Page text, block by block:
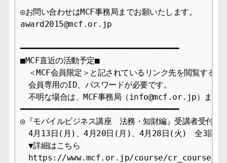
◎お問い合わせはMCF事務局までお願いたします。
award2015@mcf.or.jp
━━━━━━━━━━━━━━━━━━━━━━━━━━━━━━━━━
■MCF直近の活動予定■
＜MCF会員限定＞と記されているリンク先を閲覧するに
会員専用のID、パスワードが必要です。
不明な場合は、MCF事務局（info@mcf.or.jp）までお
━━━━━━━━━━━━━━━━━━━━━━━━━━━━━━━━━
◎『モバイルビジネス講座　法務・知財編』受講者受付中
4月13日(月)、4月20日(月)、4月28日(火)　全3回
▼詳細はこちら
https://www.mcf.or.jp/course/